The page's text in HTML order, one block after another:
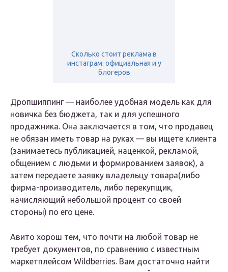
Сколько стоит реклама в
инстаграм: официальная и у
блогеров
Дропшиппинг — наиболее удобная модель как для
новичка без бюджета, так и для успешного
продажника. Она заключается в том, что продавец
не обязан иметь товар на руках — вы ищете клиента
(занимаетесь публикацией, наценкой, рекламой,
общением с людьми и формированием заявок), а
затем передаете заявку владельцу товара(либо
фирма-производитель, либо перекупщик,
начисляющий небольшой процент со своей
стороны) по его цене.
Авито хорош тем, что почти на любой товар не
требует документов, по сравнению с известным
маркетплейсом Wildberries. Вам достаточно найти